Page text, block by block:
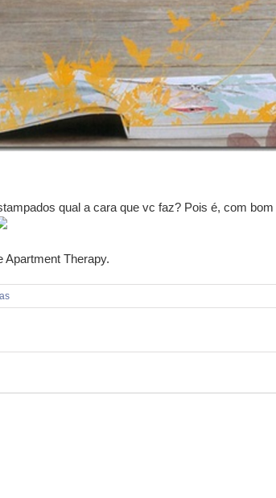
qual a cara que vc faz? Pois é, com
Apartment Therapy.